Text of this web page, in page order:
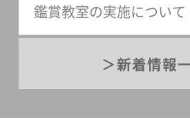
鑑賞教室の実施について
新着情報